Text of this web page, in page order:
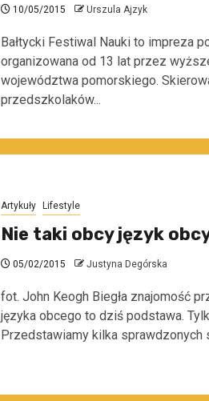
10/05/2015 Urszula Ajzyk
Bałtycki Festiwal Nauki to impreza
organizowana od 13 lat przez
województwa pomorskiego.
przedszkolaków...
Artykuły Lifestyle
Nie taki obcy język
05/02/2015 Justyna Degórska
fot. John Keogh Biegła znajomość
języka obcego to dziś podstawa.
Przedstawiamy kilka sprawdzonych